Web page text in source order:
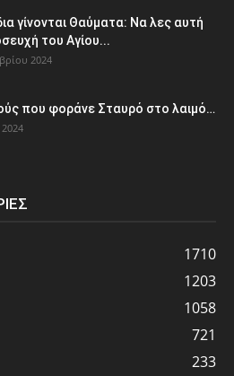
γίνονται Θαύματα: Να λες αυτή
του Αγίου...
2024
που φοράνε Σταυρό στο λαιμό…
2024
1710
1203
1058
721
233